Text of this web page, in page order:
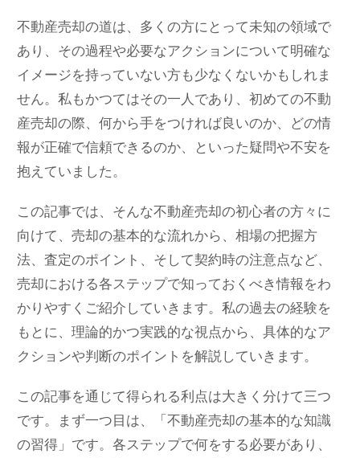
不動産売却の道は、多くの方にとって未知の領域で
あり、その過程や必要なアクションについて明確な
イメージを持っていない方も少なくないかもしれま
せん。私もかつてはその一人であり、初めての不動
産売却の際、何から手をつければ良いのか、どの情
報が正確で信頼できるのか、といった疑問や不安を
抱えていました。
この記事では、そんな不動産売却の初心者の方々に
向けて、売却の基本的な流れから、相場の把握方
法、査定のポイント、そして契約時の注意点など、
売却における各ステップで知っておくべき情報をわ
かりやすくご紹介していきます。私の過去の経験を
もとに、理論的かつ実践的な視点から、具体的なア
クションや判断のポイントを解説していきます。
この記事を通じて得られる利点は大きく分けて三つ
です。まず一つ目は、「不動産売却の基本的な知識
の習得」です。各ステップで何をする必要があり、